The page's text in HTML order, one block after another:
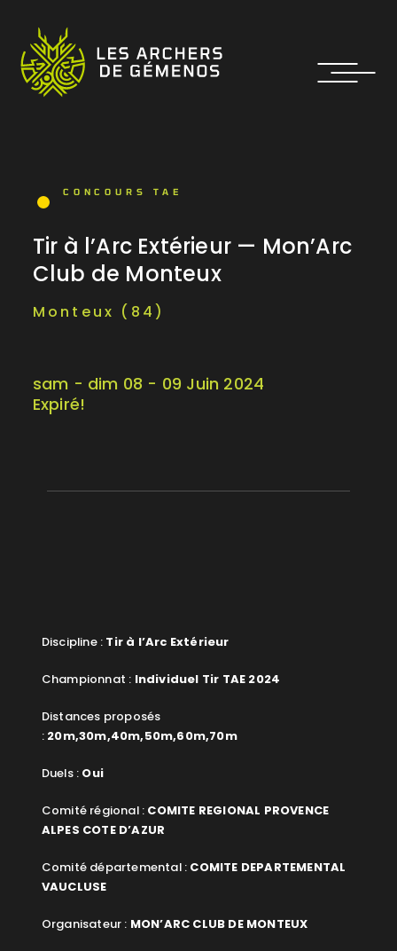
CONCOURS TAE
sam - dim 08 - 09 Juin 2024
Expiré!
Tir à l’Arc Extérieur — Mon’Arc
Club de Monteux
Monteux (84)
Discipline : Tir à l’Arc Extérieur
Championnat : Individuel Tir TAE 2024
Distances proposés
: 20m,30m,40m,50m,60m,70m
Duels : Oui
Comité régional : COMITE REGIONAL PROVENCE
ALPES COTE D’AZUR
Comité départemental : COMITE DEPARTEMENTAL
VAUCLUSE
Organisateur : MON’ARC CLUB DE MONTEUX